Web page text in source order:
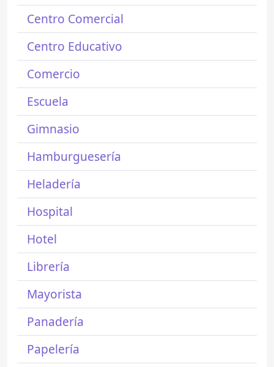
Centro Comercial
Centro Educativo
Comercio
Escuela
Gimnasio
Hamburguesería
Heladería
Hospital
Hotel
Librería
Mayorista
Panadería
Papelería